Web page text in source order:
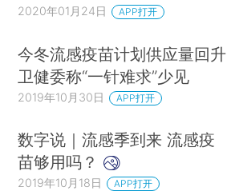
2020年01月24日 APP打开
今冬流感疫苗计划供应量回升
卫健委称“一针难求”少见
2019年10月30日 APP打开
数字说｜流感季到来 流感疫
苗够用吗？
2019年10月18日 APP打开